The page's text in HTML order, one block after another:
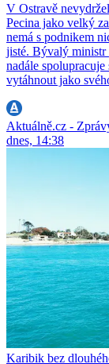
V Ostravě
Pecina jako velký
nemá s podnikem
jisté. Bývalý ministr
nadále
vytáhnout jako
Aktuálně.cz -
dnes, 14:38
Karibik bez